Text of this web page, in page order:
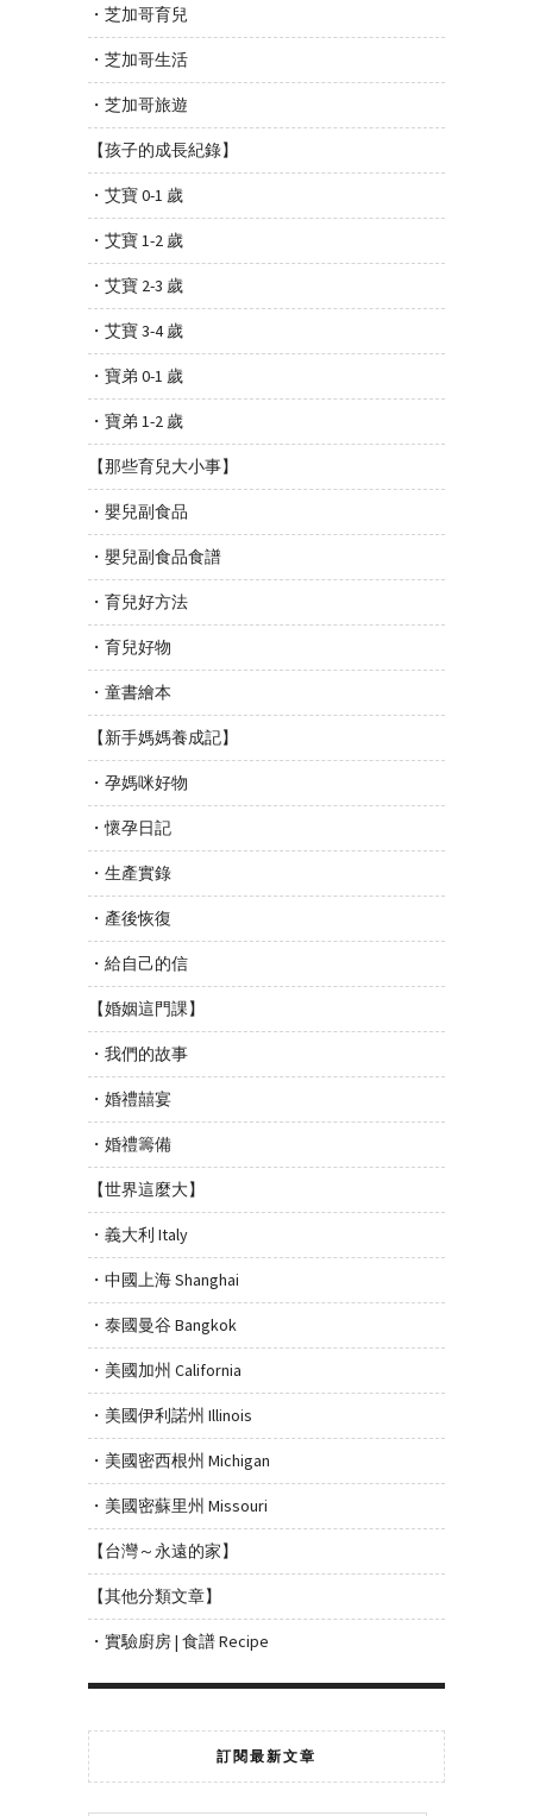
・芝加哥育兒
・芝加哥生活
・芝加哥旅遊
【孩子的成長紀錄】
・艾寶 0-1 歲
・艾寶 1-2 歲
・艾寶 2-3 歲
・艾寶 3-4 歲
・寶弟 0-1 歲
・寶弟 1-2 歲
【那些育兒大小事】
・嬰兒副食品
・嬰兒副食品食譜
・育兒好方法
・育兒好物
・童書繪本
【新手媽媽養成記】
・孕媽咪好物
・懷孕日記
・生產實錄
・產後恢復
・給自己的信
【婚姻這門課】
・我們的故事
・婚禮囍宴
・婚禮籌備
【世界這麼大】
・義大利 Italy
・中國上海 Shanghai
・泰國曼谷 Bangkok
・美國加州 California
・美國伊利諾州 Illinois
・美國密西根州 Michigan
・美國密蘇里州 Missouri
【台灣～永遠的家】
【其他分類文章】
・實驗廚房 | 食譜 Recipe
訂閱最新文章